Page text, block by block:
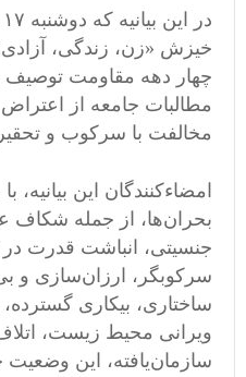
خیزش «زن، زندگی،
چهار دهه مقاومت توصیف
مطالبات جامعه از
مخالفت با سرکوب و
امضاء‌کنندگان این
بحران‌ها، از جمله شکاف
جنسیتی، انباشت قدرت
سرکوبگر، ارزان‌سازی و
ساختاری، بیکاری
ویرانی محیط زیست،
سازمان‌یافته، این